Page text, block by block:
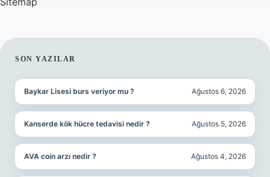
SIDEBAR
SON YAZILAR
Baykar Lisesi burs veriyor mu ? Ağustos 6, 2026
Kanserde kök hücre tedavisi nedir ? Ağustos 5, 2026
AVA coin arzı nedir ? Ağustos 4, 2026